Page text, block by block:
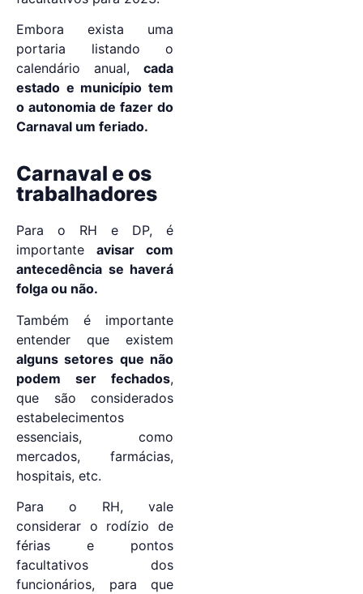
Embora exista uma
portaria listando o
calendário anual, cada
estado e município tem
o autonomia de fazer do
Carnaval um feriado.
Carnaval e os
trabalhadores
Para o RH e DP, é
importante avisar com
antecedência se haverá
folga ou não.
Também é importante
entender que existem
alguns setores que não
podem ser fechados,
que são considerados
estabelecimentos
essenciais, como
mercados, farmácias,
hospitais, etc.
Para o RH, vale
considerar o rodízio de
férias e pontos
facultativos dos
funcionários, para que